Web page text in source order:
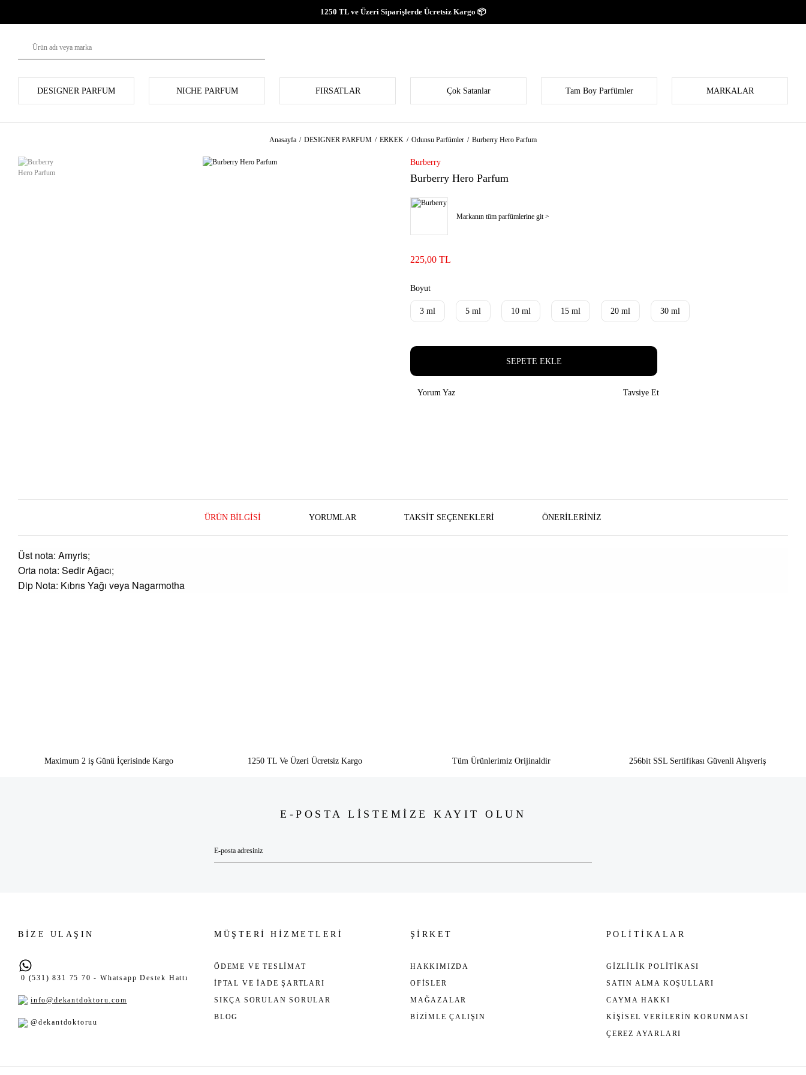
1250 TL ve Üzeri Siparişlerde Ücretsiz Kargo 📦
DESIGNER PARFUM NICHE PARFUM FIRSATLAR Çok Satanlar Tam Boy Parfümler MARKALAR
Anasayfa DESIGNER PARFUM ERKEK Odunsu Parfümler Burberry Hero Parfum
Burberry
Burberry Hero Parfum
Markanın tüm parfümlerine git >
225,00 TL
Boyut
3 ml 5 ml 10 ml 15 ml 20 ml 30 ml
SEPETE EKLE
Yorum Yaz Tavsiye Et
ÜRÜN BILGISI YORUMLAR TAKSIT SEÇENEKLERI ÖNERILERINIZ
Üst nota: Amyris;
Orta nota: Sedir Ağacı;
Dip Nota: Kıbrıs Yağı veya Nagarmotha
Maximum 2 iş Günü İçerisinde Kargo 1250 TL Ve Üzeri Ücretsiz Kargo Tüm Ürünlerimiz Orijinaldir 256bit SSL Sertifikası Güvenli Alışveriş
E-POSTA LİSTEMİZE KAYIT OLUN
BİZE ULAŞIN
0 (531) 831 75 70 - Whatsapp Destek Hattı
info@dekantdoktoru.com
@dekantdoktoruu
MÜŞTERİ HİZMETLERİ
ÖDEME VE TESLİMAT
İPTAL VE İADE ŞARTLARI
SIKÇA SORULAN SORULAR
BLOG
ŞİRKET
HAKKIMIZDA
OFİSLER
MAĞAZALAR
BİZİMLE ÇALIŞIN
POLİTİKALAR
GİZLİLİK POLİTİKASI
SATIN ALMA KOŞULLARI
CAYMA HAKKI
KİŞİSEL VERİLERİN KORUNMASI
ÇEREZ AYARLARI